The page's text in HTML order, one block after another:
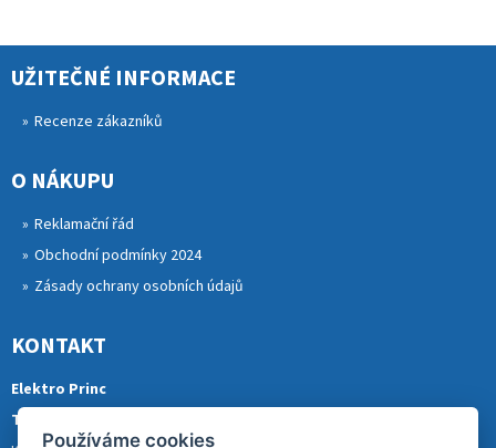
UŽITEČNÉ INFORMACE
Recenze zákazníků
O NÁKUPU
Reklamační řád
Obchodní podmínky 2024
Zásady ochrany osobních údajů
KONTAKT
Elektro Princ
Tomáš Princ
Používáme cookies